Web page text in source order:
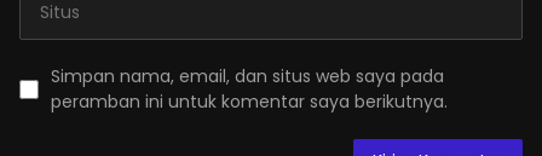
Simpan nama, email, dan situs web saya pada
peramban ini untuk komentar saya berikutnya.